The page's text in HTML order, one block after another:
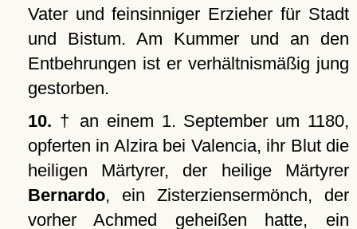
Vater und feinsinniger Erzieher für Stadt
und Bistum. Am Kummer und an den
Entbehrungen ist er verhältnismäßig jung
gestorben.
10. † an einem 1. September um 1180,
opferten in Alzira bei Valencia, ihr Blut die
heiligen Märtyrer, der heilige Märtyrer
Bernardo, ein Zisterziensermönch, der
vorher Achmed geheißen hatte, ein